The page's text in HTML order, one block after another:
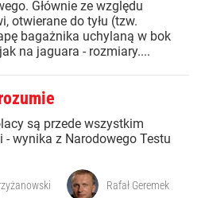
Głównie ze względu
otwierane do tyłu (tzw.
bagażnika uchylaną w bok
na jaguara - rozmiary....
są przede wszystkim
- wynika z Narodowego Testu
Rafał Geremek